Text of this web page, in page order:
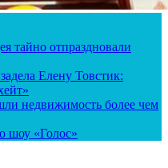
тайно отпраздновали
Елену Товстик:
недвижимость более чем
шоу «Голос»